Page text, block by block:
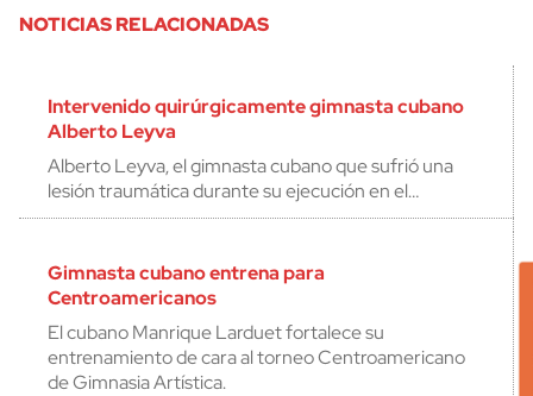
NOTICIAS RELACIONADAS
Intervenido quirúrgicamente gimnasta cubano
Alberto Leyva
Alberto Leyva, el gimnasta cubano que sufrió una
lesión traumática durante su ejecución en el…
Gimnasta cubano entrena para
Centroamericanos
El cubano Manrique Larduet fortalece su
entrenamiento de cara al torneo Centroamericano
de Gimnasia Artística.